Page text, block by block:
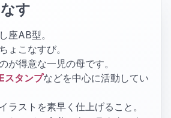
す
座AB型。
ょこなすび。
が得意な一児の母です。
スタンプなどを中心に活動してい
ラストを素早く仕上げること。